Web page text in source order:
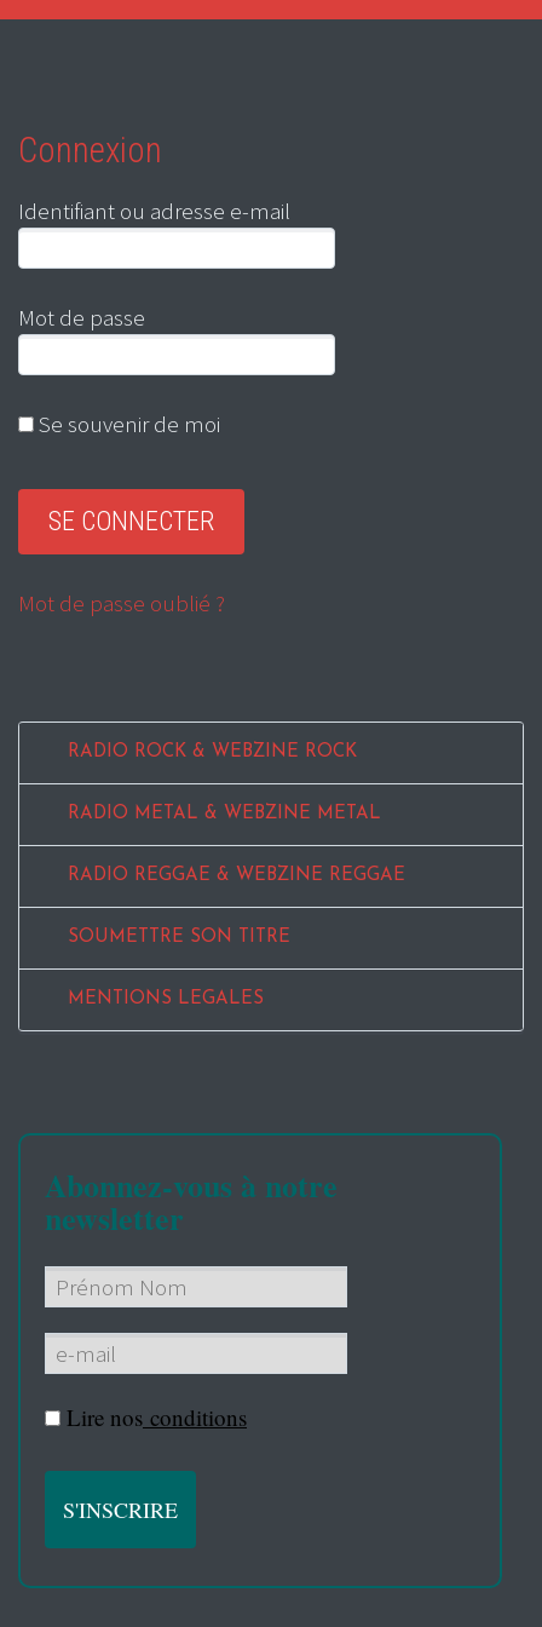
Connexion
Identifiant ou adresse e-mail
Mot de passe
Se souvenir de moi
Mot de passe oublié ?
RADIO ROCK & WEBZINE ROCK
RADIO METAL & WEBZINE METAL
RADIO REGGAE & WEBZINE REGGAE
SOUMETTRE SON TITRE
MENTIONS LEGALES
Abonnez-vous à notre
newsletter
Lire nos conditions